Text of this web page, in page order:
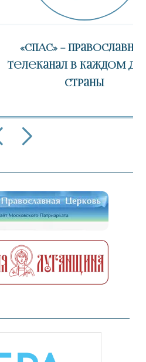
Православный
В Каждом Доме